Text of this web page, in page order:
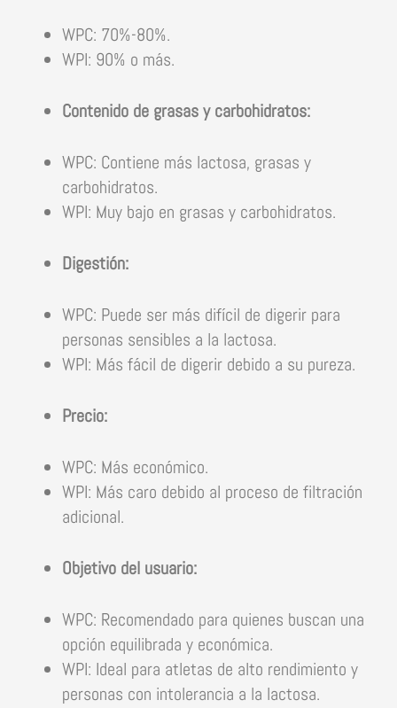
WPC: 70%-80%.
WPI: 90% o más.
Contenido de grasas y carbohidratos:
WPC: Contiene más lactosa, grasas y
carbohidratos.
WPI: Muy bajo en grasas y carbohidratos.
Digestión:
WPC: Puede ser más difícil de digerir para
personas sensibles a la lactosa.
WPI: Más fácil de digerir debido a su pureza.
Precio:
WPC: Más económico.
WPI: Más caro debido al proceso de filtración
adicional.
Objetivo del usuario:
WPC: Recomendado para quienes buscan una
opción equilibrada y económica.
WPI: Ideal para atletas de alto rendimiento y
personas con intolerancia a la lactosa.